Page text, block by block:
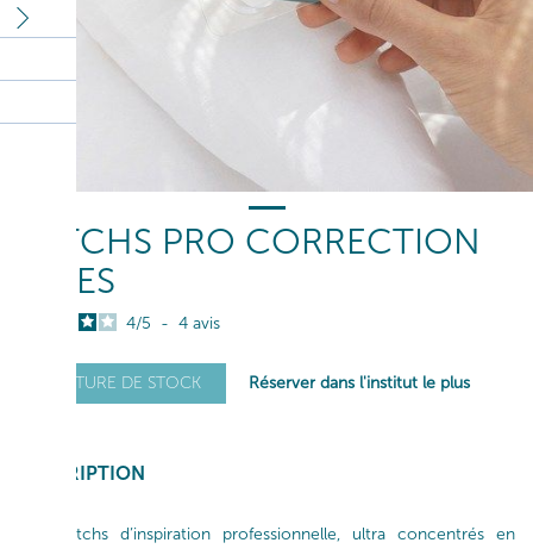
PATCHS PRO CORRECTION
RIDES
4/5 - 4 avis
RUPTURE DE STOCK Réserver dans l'institut le plus
DESCRIPTION
Ces patchs d’inspiration professionnelle, ultra concentrés en